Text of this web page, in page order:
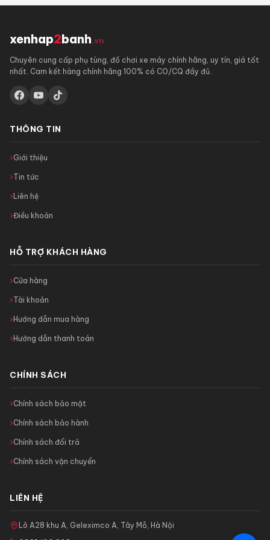
xenhap2banh.vn
Chuyên cung cấp phụ tùng, đồ chơi xe máy chính hãng, uy tín, giá tốt
nhất. Cam kết hàng chính hãng 100% có CO/CQ đầy đủ.
THÔNG TIN
Giới thiệu
Tin tức
Liên hệ
Điều khoản
HỖ TRỢ KHÁCH HÀNG
Cửa hàng
Tài khoản
Hướng dẫn mua hàng
Hướng dẫn thanh toán
CHÍNH SÁCH
Chính sách bảo mật
Chính sách bảo hành
Chính sách đổi trả
Chính sách vận chuyển
LIÊN HỆ
Lô A28 khu A, Geleximco A, Tây Mỗ, Hà Nội